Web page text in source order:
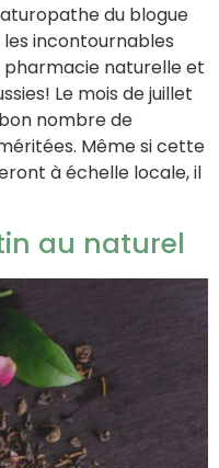
du blogue
incontournables
naturelle et
Le mois de juillet
nombre de
Même si cette
à échelle locale, il
au naturel